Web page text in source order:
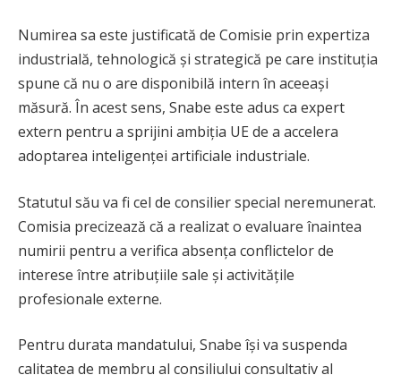
Numirea sa este justificată de Comisie prin expertiza
industrială, tehnologică și strategică pe care instituția
spune că nu o are disponibilă intern în aceeași
măsură. În acest sens, Snabe este adus ca expert
extern pentru a sprijini ambiția UE de a accelera
adoptarea inteligenței artificiale industriale.
Statutul său va fi cel de consilier special neremunerat.
Comisia precizează că a realizat o evaluare înaintea
numirii pentru a verifica absența conflictelor de
interese între atribuțiile sale și activitățile
profesionale externe.
Pentru durata mandatului, Snabe își va suspenda
calitatea de membru al consiliului consultativ al